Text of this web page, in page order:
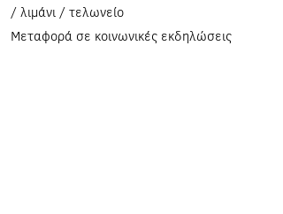
/ λιμάνι / τελωνείο
Μεταφορά σε κοινωνικές εκδηλώσεις